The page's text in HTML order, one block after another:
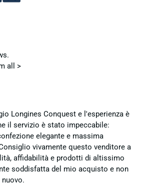
all >
Longines Conquest e l'esperienza è
il servizio è stato impeccabile:
elegante e massima
vivamente questo venditore a
affidabilità e prodotti di altissimo
soddisfatta del mio acquisto e non